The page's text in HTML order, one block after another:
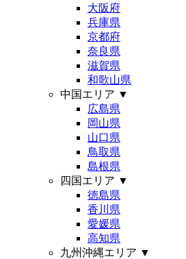
大阪府
兵庫県
京都府
奈良県
滋賀県
和歌山県
中国エリア ▼
広島県
岡山県
山口県
鳥取県
島根県
四国エリア ▼
徳島県
香川県
愛媛県
高知県
九州沖縄エリア ▼